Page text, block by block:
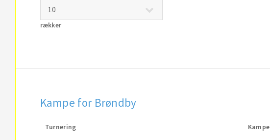
rækker
Kampe for Brøndby
Turnering Kampe